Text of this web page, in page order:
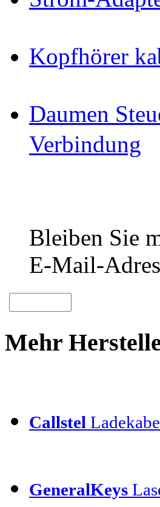
Kopfhörer
Daumen
Verbindung
Bleiben Sie
E-Mail-
Mehr
Callstel
GeneralKeys